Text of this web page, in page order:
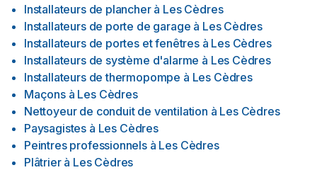
Installateurs de plancher à Les Cèdres
Installateurs de porte de garage à Les Cèdres
Installateurs de portes et fenêtres à Les Cèdres
Installateurs de système d'alarme à Les Cèdres
Installateurs de thermopompe à Les Cèdres
Maçons à Les Cèdres
Nettoyeur de conduit de ventilation à Les Cèdres
Paysagistes à Les Cèdres
Peintres professionnels à Les Cèdres
Plâtrier à Les Cèdres